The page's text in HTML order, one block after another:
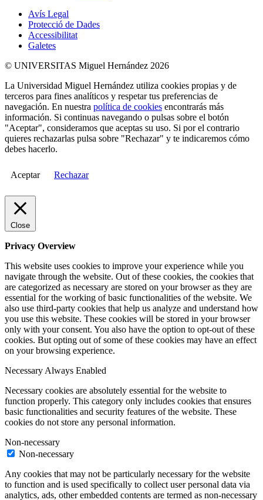
Avís Legal
Protecció de Dades
Accessibilitat
Galetes
© UNIVERSITAS Miguel Hernández 2026
La Universidad Miguel Hernández utiliza cookies propias y de
terceros para fines analíticos y respetar tus preferencias de
navegación. En nuestra política de cookies encontrarás más
información. Si continuas navegando o pulsas sobre el botón
"Aceptar", consideramos que aceptas su uso. Si por el contrario
quieres rechazarlas pulsa sobre "Rechazar" y te indicaremos cómo
debes hacerlo.
Aceptar Rechazar
Close
Privacy Overview
This website uses cookies to improve your experience while you
navigate through the website. Out of these cookies, the cookies that
are categorized as necessary are stored on your browser as they are
essential for the working of basic functionalities of the website. We
also use third-party cookies that help us analyze and understand how
you use this website. These cookies will be stored in your browser
only with your consent. You also have the option to opt-out of these
cookies. But opting out of some of these cookies may have an effect
on your browsing experience.
NecessaryAlways Enabled
Necessary cookies are absolutely essential for the website to
function properly. This category only includes cookies that ensures
basic functionalities and security features of the website. These
cookies do not store any personal information.
Non-necessary
Non-necessary
Any cookies that may not be particularly necessary for the website
to function and is used specifically to collect user personal data via
analytics, ads, other embedded contents are termed as non-necessary